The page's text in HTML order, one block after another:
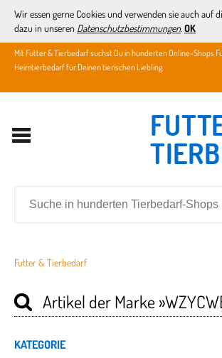
Wir essen gerne Cookies und verwenden sie auch auf
dazu in unseren Datenschutzbestimmungen. OK
Mit Futter & Tierbedarf suchst Du in hunderten Online-Shops
Heimtierbedarf für Deinen tierischen Liebling.
Futter & Tierbedarf
Artikel der Marke
KATEGORIE